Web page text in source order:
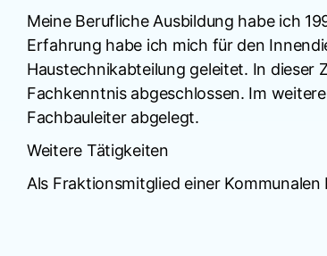
Meine Berufliche Ausbildung habe ich
Erfahrung habe ich mich für den
Haustechnikabteilung geleitet. In dieser
Fachkenntnis abgeschlossen. Im
Fachbauleiter abgelegt.
Weitere Tätigkeiten
Als Fraktionsmitglied einer